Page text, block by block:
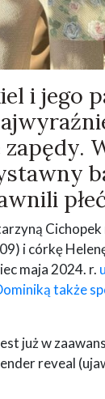
i jego
i córkę
maja 2024. r.
także
już w
reveal